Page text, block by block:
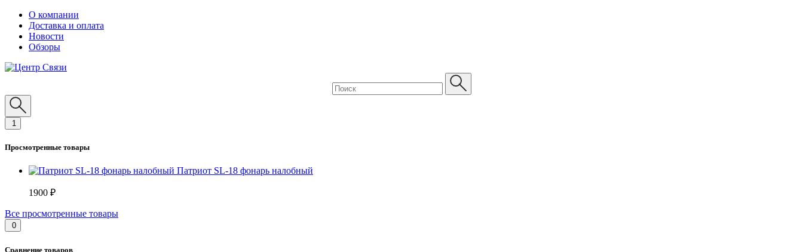
О компании
Доставка и оплата
Новости
Обзоры
1
Просмотренные товары
Патриот SL-18 фонарь налобный
1900 ₽
Все просмотренные товары
0
Сравнение товаров